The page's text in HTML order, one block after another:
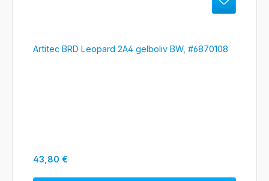
Artitec BRD Leopard 2A4 gelboliv BW, #6870108
Regulärer Preis:
43,80 €